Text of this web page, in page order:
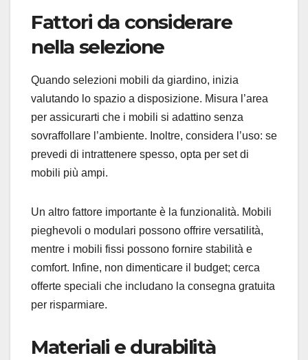
Fattori da considerare
nella selezione
Quando selezioni mobili da giardino, inizia
valutando lo spazio a disposizione. Misura l’area
per assicurarti che i mobili si adattino senza
sovraffollare l’ambiente. Inoltre, considera l’uso: se
prevedi di intrattenere spesso, opta per set di
mobili più ampi.
Un altro fattore importante è la funzionalità. Mobili
pieghevoli o modulari possono offrire versatilità,
mentre i mobili fissi possono fornire stabilità e
comfort. Infine, non dimenticare il budget; cerca
offerte speciali che includano la consegna gratuita
per risparmiare.
Materiali e durabilità